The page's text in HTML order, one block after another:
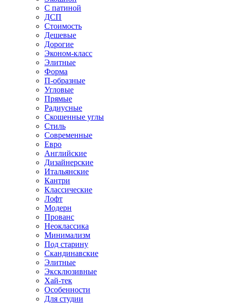
С патиной
ДСП
Стоимость
Дешевые
Дорогие
Эконом-класс
Элитные
Форма
П-образные
Угловые
Прямые
Радиусные
Скошенные углы
Стиль
Современные
Евро
Английские
Дизайнерские
Итальянские
Кантри
Классические
Лофт
Модерн
Прованс
Неоклассика
Минимализм
Под старину
Скандинавские
Элитные
Эксклюзивные
Хай-тек
Особенности
Для студии